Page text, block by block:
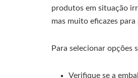
produtos em situação
mas muito eficazes
Para selecionar opções
Verifique se a